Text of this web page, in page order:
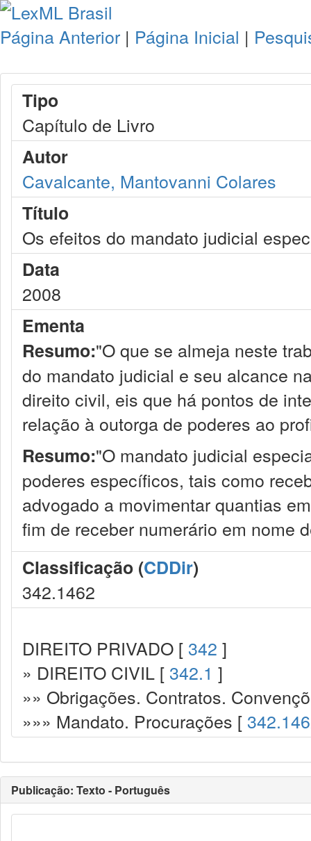
Página Anterior | Página Inicial |
Tipo
Capítulo de Livro
Autor
Cavalcante, Mantovanni Colares
Título
Os efeitos do mandato judicial
Data
2008
Ementa
Resumo:"O que se almeja neste
do mandato judicial e seu alcance
direito civil, eis que há pontos de
relação à outorga de poderes ao
Resumo:"O mandato judicial
poderes específicos, tais como
advogado a movimentar quantias
fim de receber numerário em nome
Classificação (CDDir)
342.1462
DIREITO PRIVADO [ 342 ]
» DIREITO CIVIL [ 342.1 ]
»» Obrigações. Contratos.
»»» Mandato. Procurações [
Publicação: Texto - Português